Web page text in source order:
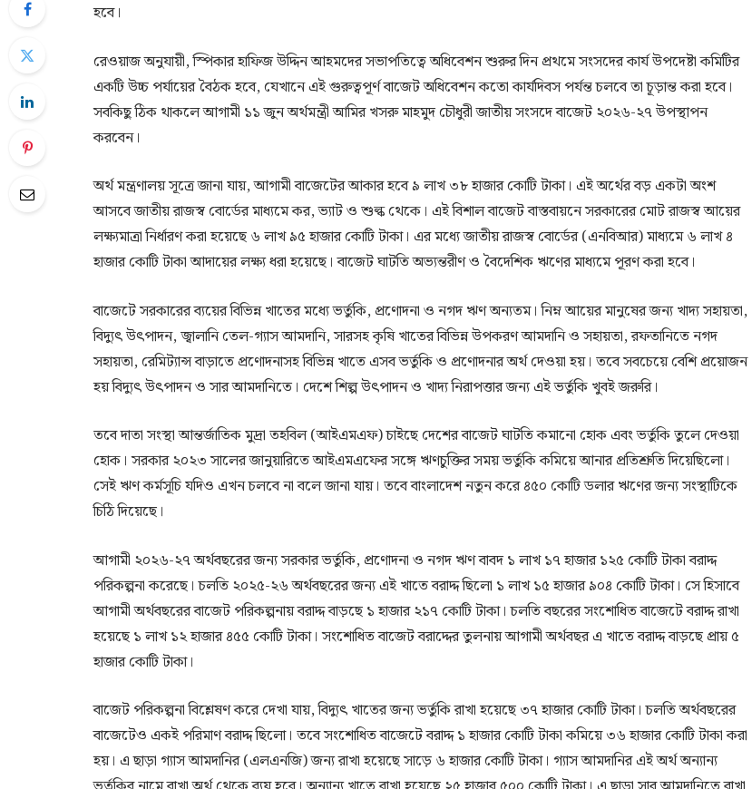
হবে।
রেওয়াজ অনুযায়ী, স্পিকার হাফিজ উদ্দিন আহমদের সভাপতিত্বে অধিবেশন শুরুর দিন প্রথমে সংসদের কার্য উপদেষ্টা কমিটির
একটি উচ্চ পর্যায়ের বৈঠক হবে, যেখানে এই গুরুত্বপূর্ণ বাজেট অধিবেশন কতো কার্যদিবস পর্যন্ত চলবে তা চূড়ান্ত করা হবে।
সবকিছু ঠিক থাকলে আগামী ১১ জুন অর্থমন্ত্রী আমির খসরু মাহমুদ চৌধুরী জাতীয় সংসদে বাজেট ২০২৬-২৭ উপস্থাপন
করবেন।
অর্থ মন্ত্রণালয় সূত্রে জানা যায়, আগামী বাজেটের আকার হবে ৯ লাখ ৩৮ হাজার কোটি টাকা। এই অর্থের বড় একটা অংশ
আসবে জাতীয় রাজস্ব বোর্ডের মাধ্যমে কর, ভ্যাট ও শুল্ক থেকে। এই বিশাল বাজেট বাস্তবায়নে সরকারের মোট রাজস্ব আয়ের
লক্ষ্যমাত্রা নির্ধারণ করা হয়েছে ৬ লাখ ৯৫ হাজার কোটি টাকা। এর মধ্যে জাতীয় রাজস্ব বোর্ডের (এনবিআর) মাধ্যমে ৬ লাখ ৪
হাজার কোটি টাকা আদায়ের লক্ষ্য ধরা হয়েছে। বাজেট ঘাটতি অভ্যন্তরীণ ও বৈদেশিক ঋণের মাধ্যমে পূরণ করা হবে।
বাজেটে সরকারের ব্যয়ের বিভিন্ন খাতের মধ্যে ভর্তুকি, প্রণোদনা ও নগদ ঋণ অন্যতম। নিম্ন আয়ের মানুষের জন্য খাদ্য সহায়তা,
বিদ্যুৎ উৎপাদন, জ্বালানি তেল-গ্যাস আমদানি, সারসহ কৃষি খাতের বিভিন্ন উপকরণ আমদানি ও সহায়তা, রফতানিতে নগদ
সহায়তা, রেমিট্যান্স বাড়াতে প্রণোদনাসহ বিভিন্ন খাতে এসব ভর্তুকি ও প্রণোদনার অর্থ দেওয়া হয়। তবে সবচেয়ে বেশি প্রয়োজন
হয় বিদ্যুৎ উৎপাদন ও সার আমদানিতে। দেশে শিল্প উৎপাদন ও খাদ্য নিরাপত্তার জন্য এই ভর্তুকি খুবই জরুরি।
তবে দাতা সংস্থা আন্তর্জাতিক মুদ্রা তহবিল (আইএমএফ) চাইছে দেশের বাজেট ঘাটতি কমানো হোক এবং ভর্তুকি তুলে দেওয়া
হোক। সরকার ২০২৩ সালের জানুয়ারিতে আইএমএফের সঙ্গে ঋণচুক্তির সময় ভর্তুকি কমিয়ে আনার প্রতিশ্রুতি দিয়েছিলো।
সেই ঋণ কর্মসূচি যদিও এখন চলবে না বলে জানা যায়। তবে বাংলাদেশ নতুন করে ৪৫০ কোটি ডলার ঋণের জন্য সংস্থাটিকে
চিঠি দিয়েছে।
আগামী ২০২৬-২৭ অর্থবছরের জন্য সরকার ভর্তুকি, প্রণোদনা ও নগদ ঋণ বাবদ ১ লাখ ১৭ হাজার ১২৫ কোটি টাকা বরাদ্দ
পরিকল্পনা করেছে। চলতি ২০২৫-২৬ অর্থবছরের জন্য এই খাতে বরাদ্দ ছিলো ১ লাখ ১৫ হাজার ৯০৪ কোটি টাকা। সে হিসাবে
আগামী অর্থবছরের বাজেট পরিকল্পনায় বরাদ্দ বাড়ছে ১ হাজার ২১৭ কোটি টাকা। চলতি বছরের সংশোধিত বাজেটে বরাদ্দ রাখা
হয়েছে ১ লাখ ১২ হাজার ৪৫৫ কোটি টাকা। সংশোধিত বাজেট বরাদ্দের তুলনায় আগামী অর্থবছর এ খাতে বরাদ্দ বাড়ছে প্রায় ৫
হাজার কোটি টাকা।
বাজেট পরিকল্পনা বিশ্লেষণ করে দেখা যায়, বিদ্যুৎ খাতের জন্য ভর্তুকি রাখা হয়েছে ৩৭ হাজার কোটি টাকা। চলতি অর্থবছরের
বাজেটেও একই পরিমাণ বরাদ্দ ছিলো। তবে সংশোধিত বাজেটে বরাদ্দ ১ হাজার কোটি টাকা কমিয়ে ৩৬ হাজার কোটি টাকা করা
হয়। এ ছাড়া গ্যাস আমদানির (এলএনজি) জন্য রাখা হয়েছে সাড়ে ৬ হাজার কোটি টাকা। গ্যাস আমদানির এই অর্থ অন্যান্য